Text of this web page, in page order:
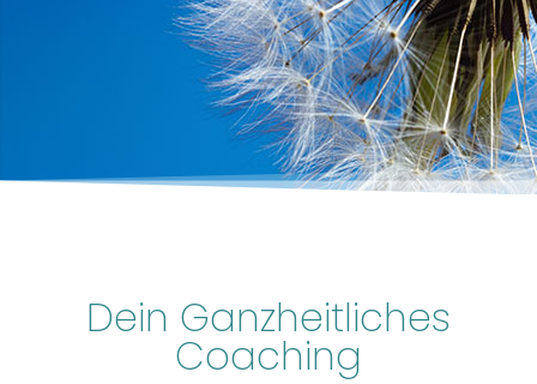
Dein Ganzheitliches
Coaching